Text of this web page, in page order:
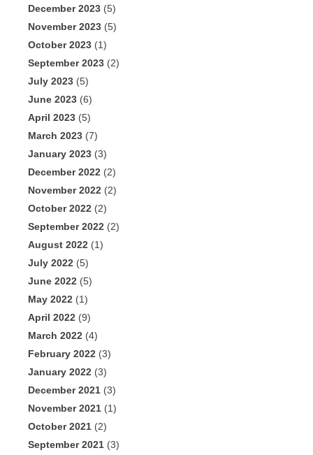
December 2023 (5)
November 2023 (5)
October 2023 (1)
September 2023 (2)
July 2023 (5)
June 2023 (6)
April 2023 (5)
March 2023 (7)
January 2023 (3)
December 2022 (2)
November 2022 (2)
October 2022 (2)
September 2022 (2)
August 2022 (1)
July 2022 (5)
June 2022 (5)
May 2022 (1)
April 2022 (9)
March 2022 (4)
February 2022 (3)
January 2022 (3)
December 2021 (3)
November 2021 (1)
October 2021 (2)
September 2021 (3)